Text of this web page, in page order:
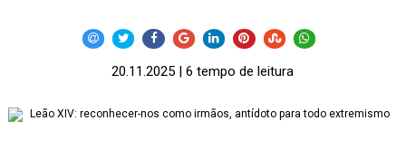
20.11.2025 | 6 tempo de leitura